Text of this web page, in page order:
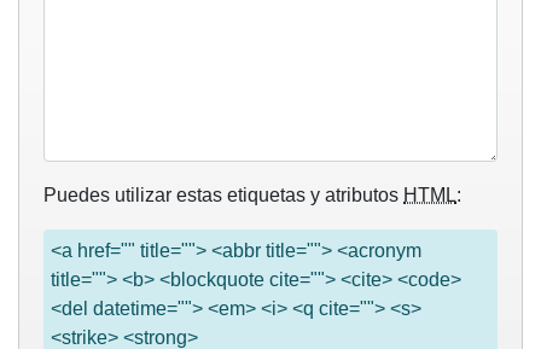
Puedes utilizar estas etiquetas y atributos HTML:
<a href="" title=""> <abbr title=""> <acronym
title=""> <b> <blockquote cite=""> <cite> <code>
<del datetime=""> <em> <i> <q cite=""> <s>
<strike> <strong>